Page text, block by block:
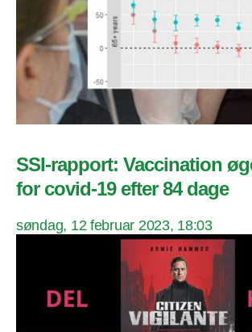
SSI-rapport: Vaccination
for covid-19 efter 84 dage
søndag, 12 februar 2023, 18:03